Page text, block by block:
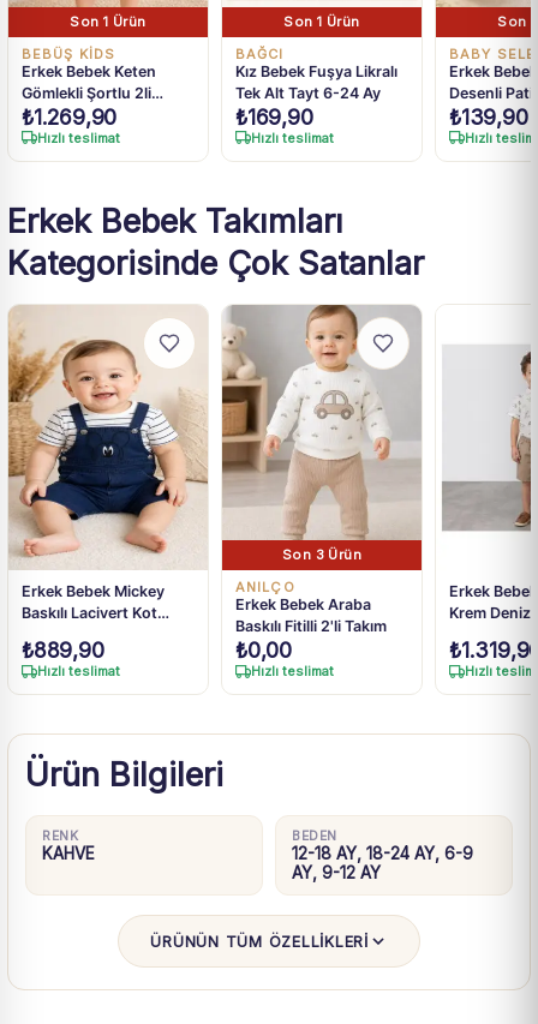
Son 1 Ürün
BEBÜŞ KIDS
Erkek Bebek Keten
Gömlekli Şortlu 2li
Takım 9-24 Ay
₺1.269,90
Hızlı teslimat
Son 1 Ürün
BAĞCI
Kız Bebek Fuşya Likralı
Tek Alt Tayt 6-24 Ay
₺169,90
Hızlı teslimat
Son
BABY
Erkek Bebek
Desenli
9 Ay
₺139,90
Hızlı
Erkek Bebek Takımları
Kategorisinde Çok Satanlar
Erkek Bebek Mickey
Baskılı Lacivert Kot
Takım 3-18 Ay
₺889,90
Hızlı teslimat
Son 3 Ürün
ANILÇO
Erkek Bebek Araba
Baskılı Fitilli 2'li Takım
₺0,00
Hızlı teslimat
Erkek
Krem Deniz
Müslin
₺
Hızlı
Ürün Bilgileri
RENK
KAHVE
BEDEN
12-18 AY, 18-24 AY, 6-9
AY, 9-12 AY
ÜRÜNÜN TÜM ÖZELLİKLERİ